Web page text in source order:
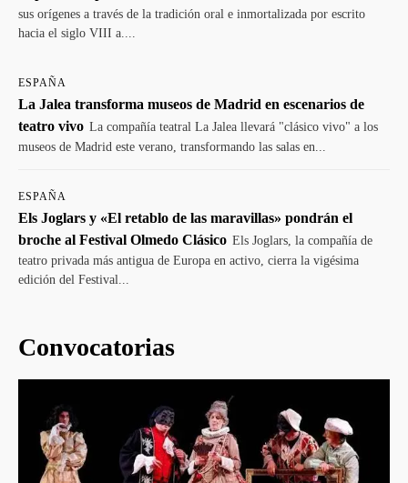
sus orígenes a través de la tradición oral e inmortalizada por escrito
hacia el siglo VIII a....
ESPAÑA
La Jalea transforma museos de Madrid en escenarios de
teatro vivo La compañía teatral La Jalea llevará "clásico vivo" a los
museos de Madrid este verano, transformando las salas en...
ESPAÑA
Els Joglars y «El retablo de las maravillas» pondrán el
broche al Festival Olmedo Clásico Els Joglars, la compañía de
teatro privada más antigua de Europa en activo, cierra la vigésima
edición del Festival...
Convocatorias